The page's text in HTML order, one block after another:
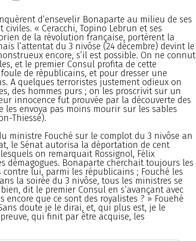
d’ensevelir Bonaparte au milieu de ses
« Ceracchi, Topino Lebrun et ses
de la révolution française, portèrent la
l’attentat du 3 nivôse (24 décembre) devint le
encore, s’il est possible. On ne connut
et le premier Consul profita de cette
de républicains, et pour dresser une
A quelques terroristes justement odieux on
des hommes purs ; on les proscrivit sur un
innocence fut prouvée par la découverte des
les envoya pas moins mourir sur les sables
Thiessé).
ministre Fouché sur le complot du 3 nivôse an
le Sénat autorisa la déportation de cent
on remarquait Rossignol, Félix
démagogues. Bonaparte cherchait toujours les
lui, parmi les républicains ; Fouché les
la soirée du 3 nivôse, tous les ministres se
dit le premier Consul en s’avançant avec
encore que ce sont des royalistes ? » Fouehé
doute je le dirai, et, qui plus est, je le
qui finit par être acquise, les